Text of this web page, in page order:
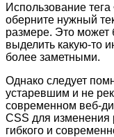
Использование тега
оберните нужный
размере. Это может
выделить какую-то
более заметными.
Однако следует
устаревшим и не
современном веб-
CSS для изменения
гибкого и